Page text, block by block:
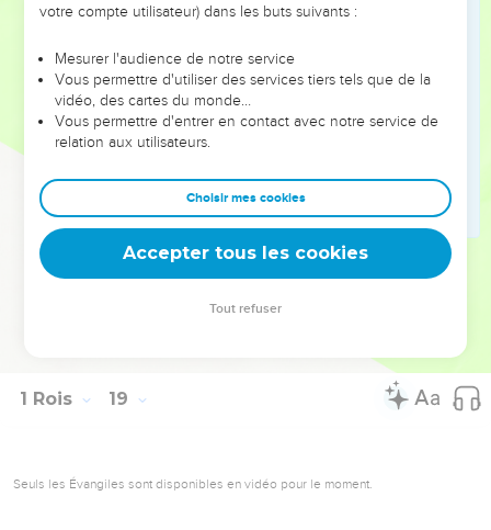
visage entre ses genoux.
mer. » Le serviteur monta, regarda et dit : « Il n'y a rien. » Elie
dit sept fois : « Retournes-y. »
La septième fois, le serviteur dit : « Voici un petit nuage
qui s'élève au-dessus de la mer et qui est de la taille d’une
paume de main. » Elie dit : « Monte dire à Achab : ‘Attelle ton
char et descends, afin que la pluie ne puisse pas te retenir.’ »
En quelques instants, le ciel devint noir de nuages, le vent
souffla et il y eut une forte pluie. Achab monta sur son char
1 Rois 19
Seuls les Évangiles sont disponibles en vidéo pour le moment.
votre compte utilisateur) dans les buts suivants :
Mesurer l'audience de notre service
Vous permettre d'utiliser des services tiers tels que de la
vidéo, des cartes du monde…
Vous permettre d'entrer en contact avec notre service de
relation aux utilisateurs.
Choisir mes cookies
Accepter tous les cookies
Tout refuser